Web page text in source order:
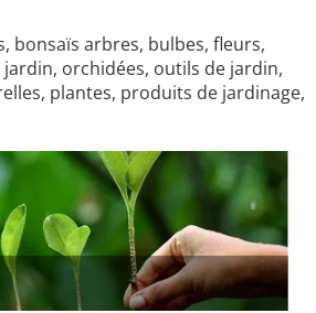
bonsaïs arbres, bulbes, fleurs,
orchidées, outils de jardin,
plantes, produits de jardinage,